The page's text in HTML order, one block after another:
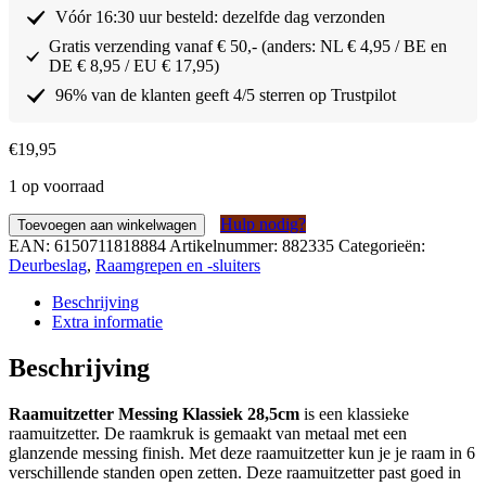
Vóór 16:30 uur besteld: dezelfde dag verzonden
Gratis verzending vanaf € 50,- (anders: NL € 4,95 / BE en
DE € 8,95 / EU € 17,95)
96% van de klanten geeft 4/5 sterren op Trustpilot
€19,95
1 op voorraad
Raamuitzetter
Messing
Klassiek
aantal
Toevoegen aan winkelwagen
Hulp nodig?
EAN: 6150711818884 Artikelnummer: 882335 Categorieën:
Deurbeslag, Raamgrepen en -sluiters
Beschrijving
Extra informatie
Beschrijving
Raamuitzetter Messing Klassiek 28,5cm is een klassieke
raamuitzetter. De raamkruk is gemaakt van metaal met een
glanzende messing finish. Met deze raamuitzetter kun je je raam in 6
verschillende standen open zetten. Deze raamuitzetter past goed in